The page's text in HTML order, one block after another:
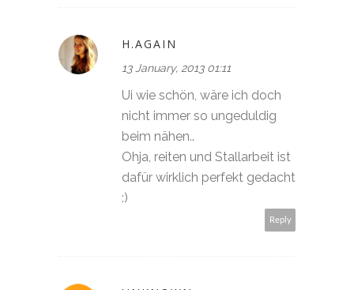
H.AGAIN
13 January, 2013 01:11
Ui wie schön, wäre ich doch
nicht immer so ungeduldig
beim nähen..
Ohja, reiten und Stallarbeit ist
dafür wirklich perfekt gedacht
:)
Reply